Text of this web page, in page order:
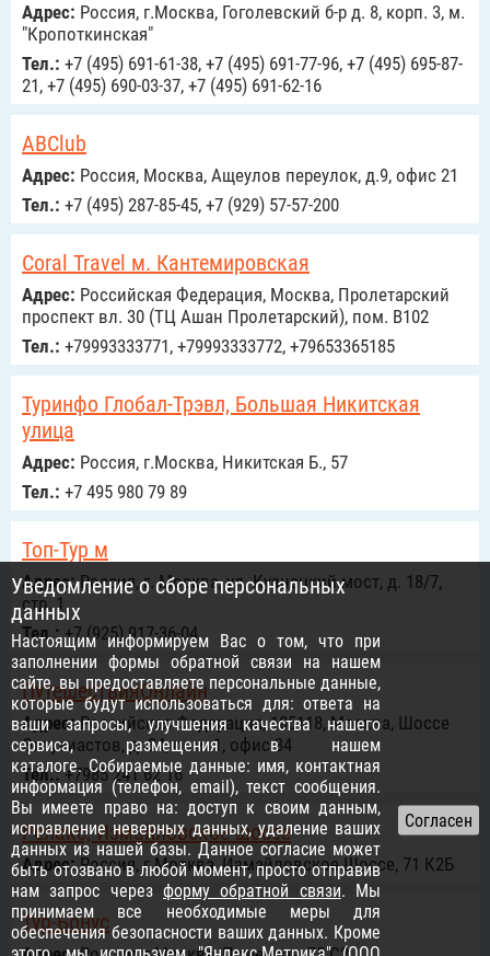
Адрес: Россия, г.Москва, Гоголевский б-р д. 8, корп. 3, м.
"Кропоткинская"
Тел.: +7 (495) 691-61-38, +7 (495) 691-77-96, +7 (495) 695-87-
21, +7 (495) 690-03-37, +7 (495) 691-62-16
ABClub
Адрес: Россия, Москва, Ащеулов переулок, д.9, офис 21
Тел.: +7 (495) 287-85-45, +7 (929) 57-57-200
Coral Travel м. Кантемировская
Адрес: Российcкая Федерация, Москва, Пролетарский
проспект вл. 30 (ТЦ Ашан Пролетарский), пом. В102
Тел.: +79993333771, +79993333772, +79653365185
Туринфо Глобал-Трэвл, Большая Никитская
улица
Адрес: Россия, г.Москва, Никитская Б., 57
Тел.: +7 495 980 79 89
Топ-Тур м
Адрес:Россия, г. Москва, ул. Кузнецкий мост, д. 18/7,
стр. 1
Тел.:+7 (925) 917-36-04
ПутешествияОнлайн
Адрес:Российcкая Федерация, 105118, Москва, Шоссе
Энтузиастов, д. 34, пом. 1, офис 34
Тел.:+7985 241 62 16
Релакс, Измайловское шоссе
Адрес:Россия, г.Москва, Измайловское Шоссе, 71 К2Б
Тур-Бонус
Уведомление о сборе персональных
данных
Настоящим информируем Вас о том, что при
заполнении формы обратной связи на нашем
сайте, вы предоставляете персональные данные,
которые будут использоваться для: ответа на
ваши запросы, улучшения качества нашего
сервиса, размещения в нашем
каталоге. Собираемые данные: имя, контактная
информация (телефон, email), текст сообщения.
Вы имеете право на: доступ к своим данным,
исправление неверных данных, удаление ваших
данных из нашей базы. Данное согласие может
быть отозвано в любой момент, просто отправив
нам запрос через форму обратной связи. Мы
принимаем все необходимые меры для
обеспечения безопасности ваших данных. Кроме